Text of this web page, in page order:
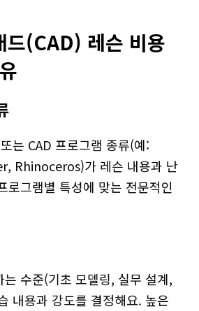
드(CAD) 레슨 비용
는 CAD 프로그램 종류(예:
Rhinoceros)가 레슨 내용과 난
로그램별 특성에 맞는 전문적인
수준(기초 모델링, 실무 설계,
내용과 강도를 결정해요. 높은